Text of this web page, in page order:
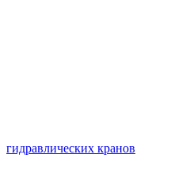
гидравлических кранов